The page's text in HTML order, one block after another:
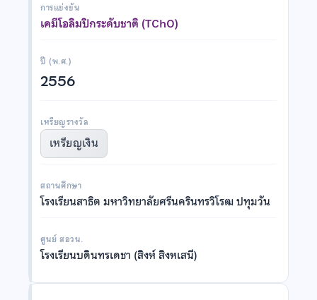
การแข่งขัน
เคมีโอลิมปิกระดับชาติ (TChO)
ปี (พ.ศ.)
2556
เหรียญรางวัล
เหรียญเงิน
สถานศึกษา
โรงเรียนสาธิต มหาวิทยาลัยศรีนครินทรวิโรฒ ปทุมวัน
ศูนย์ สอวน.
โรงเรียนบดินทรเดชา (สิงห์ สิงหเสนี)